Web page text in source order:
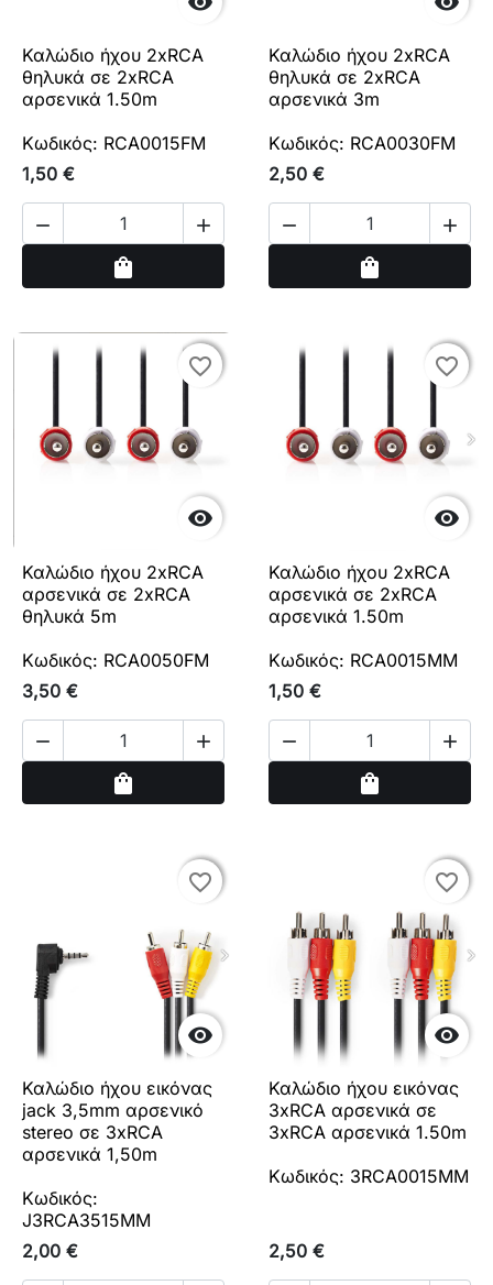
Καλώδιο ήχου 2xRCA
θηλυκά σε 2xRCA
αρσενικά 1.50m
Κωδικός: RCA0015FM
1,50 €
 
shopping_bag
Καλώδιο ήχου 2xRCA
θηλυκά σε 2xRCA
αρσενικά 3m
Κωδικός: RCA0030FM
2,50 €
 
shopping_bag

favorite_border
favorite_border
Καλώδιο ήχου 2xRCA
αρσενικά σε 2xRCA
θηλυκά 5m
Κωδικός: RCA0050FM
3,50 €
 
shopping_bag

favorite_border
favorite_border
Καλώδιο ήχου 2xRCA
αρσενικά σε 2xRCA
αρσενικά 1.50m
Κωδικός: RCA0015MM
1,50 €
 
shopping_bag

favorite_border
favorite_border
Καλώδιο ήχου εικόνας
jack 3,5mm αρσενικό
stereo σε 3xRCA
αρσενικά 1,50m
Κωδικός:
J3RCA3515MM
2,00 €

favorite_border
favorite_border
Καλώδιο ήχου εικόνας
3xRCA αρσενικά σε
3xRCA αρσενικά 1.50m
Κωδικός: 3RCA0015MM
2,50 €